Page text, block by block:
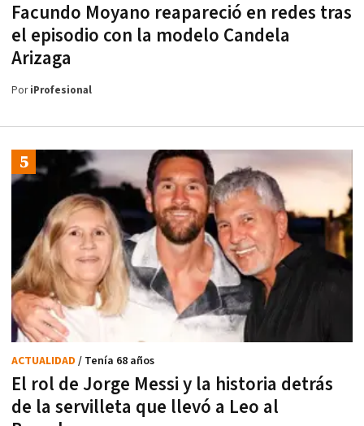
Facundo Moyano reapareció en redes tras
el episodio con la modelo Candela
Arizaga
PoriProfesional
El rol de Jorge Messi y la historia detrás
de la servilleta que llevó a Leo al
ACTUALIDAD / Tenía 68 años